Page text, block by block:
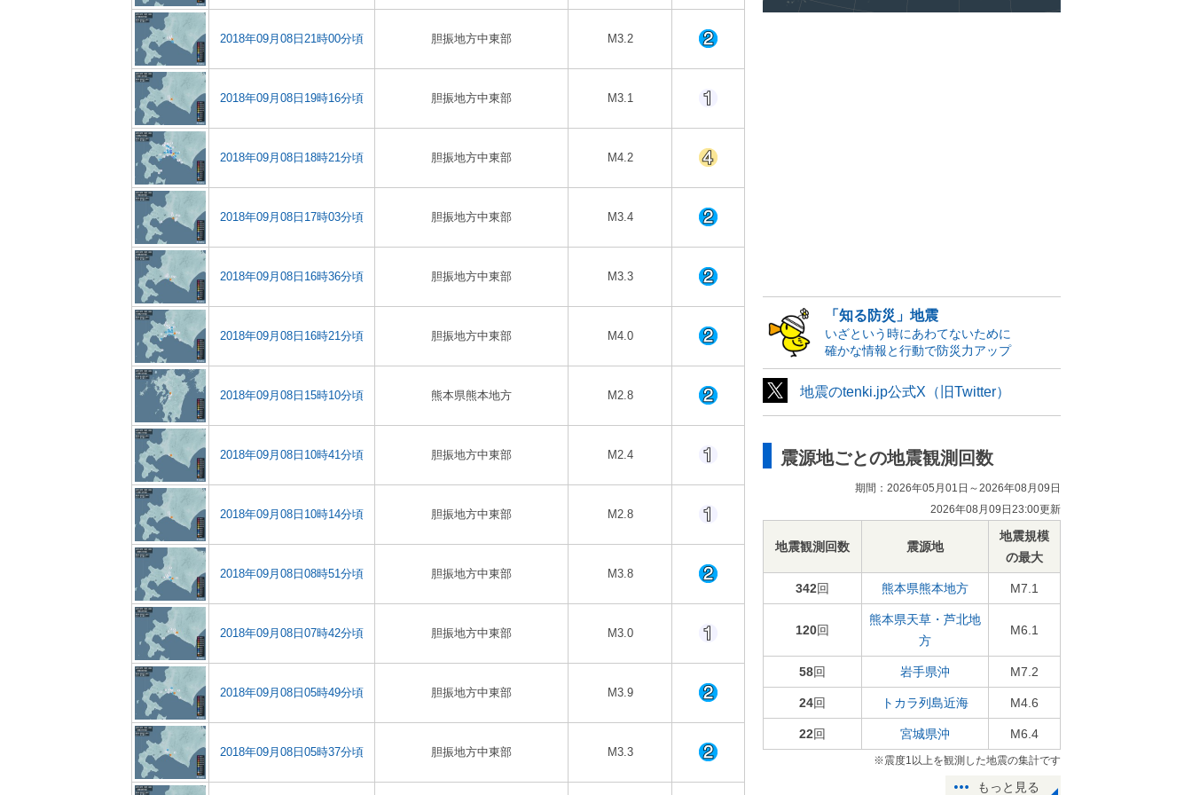
2018年09月08日21時00分頃 胆振地方中東部 M3.2
2018年09月08日19時16分頃 胆振地方中東部 M3.1
2018年09月08日18時21分頃 胆振地方中東部 M4.2
2018年09月08日17時03分頃 胆振地方中東部 M3.4
2018年09月08日16時36分頃 胆振地方中東部 M3.3
2018年09月08日16時21分頃 胆振地方中東部 M4.0
2018年09月08日15時10分頃 熊本県熊本地方 M2.8
2018年09月08日10時41分頃 胆振地方中東部 M2.4
2018年09月08日10時14分頃 胆振地方中東部 M2.8
2018年09月08日08時51分頃 胆振地方中東部 M3.8
2018年09月08日07時42分頃 胆振地方中東部 M3.0
2018年09月08日05時49分頃 胆振地方中東部 M3.9
2018年09月08日05時37分頃 胆振地方中東部 M3.3
「知る防災」地震
いざという時にあわてないために
確かな情報と行動で防災力アップ
地震のtenki.jp公式X（旧Twitter）
震源地ごとの地震観測回数
期間：2026年05月01日～2026年08月09日
2026年08月09日23:00更新
地震観測回数 震源地
地震規模
の最大
342回 熊本県熊本地方 M7.1
120回
熊本県天草・芦北地
方
M6.1
58回 岩手県沖 M7.2
24回 トカラ列島近海 M4.6
22回 宮城県沖 M6.4
※震度1以上を観測した地震の集計です
もっと見る